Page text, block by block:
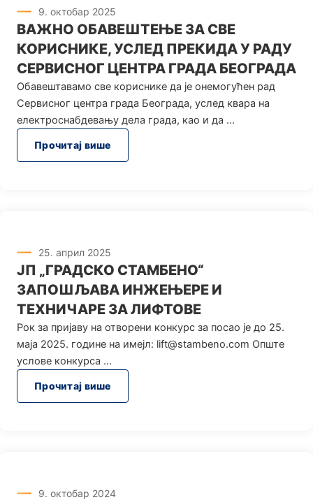
9. октобар 2025
ВАЖНО ОБАВЕШТЕЊЕ ЗА СВЕ
КОРИСНИКЕ, УСЛЕД ПРЕКИДА У РАДУ
СЕРВИСНОГ ЦЕНТРА ГРАДА БЕОГРАДА
Oбавештавамо све кориснике да је онемогућен рад
Сервисног центра града Београда, услед квара на
електроснабдевању дела града, као и да
Прочитај више
25. април 2025
ЈП „ГРАДСКО СТАМБЕНО“
ЗАПОШЉАВА ИНЖЕЊЕРЕ И
ТЕХНИЧАРЕ ЗА ЛИФТОВЕ
Рок за пријаву на отворени конкурс за посао је до 25.
маја 2025. године на имејл: lift@stambeno.com Опште
услове конкурса
Прочитај више
9. октобар 2024